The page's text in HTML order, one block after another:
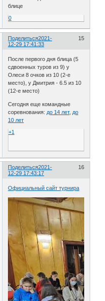
блице
0
Поделиться 15
2021-
12-29 17:41:33
После первого дня блица (5
сдвоенных туров из 9) у
Олеси 8 очков из 10 (2-е
место), у Дмитрия - 6.5 из 10
(12-е место)
Сегодня еще командные
соревнования: до 14 лет, до
10 лет
+1
Поделиться 16
2021-
12-29 17:43:17
Официальный сайт турнира